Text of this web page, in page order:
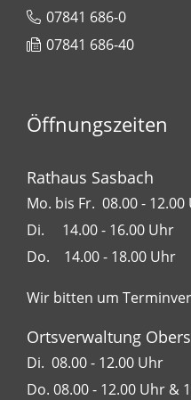
07841 686-0
07841 686-40
Öffnungszeiten
Rathaus Sasbach
Mo. bis Fr. 08.00 - 12.00
Di. 14.00 - 16.00 Uhr
Do. 14.00 - 18.00 Uhr
Wir bitten um
Ortsverwaltung
Di. 08.00 - 12.00 Uhr
Do. 08.00 - 12.00 Uhr &